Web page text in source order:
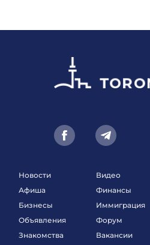
Новости
Афиша
Бизнесы
Объявления
Знакомства
Видео
Финансы
Иммиграция
Форум
Вакансии